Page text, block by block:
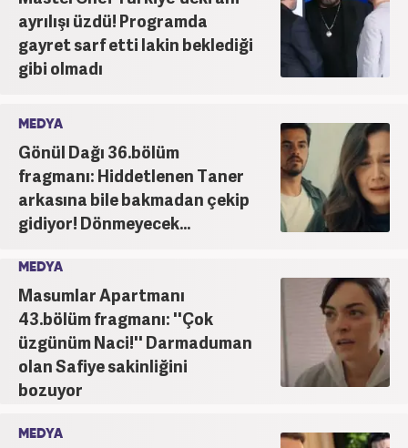
ayrılışı üzdü! Programda
gayret sarf etti lakin beklediği
gibi olmadı
MEDYA
Gönül Dağı 36.bölüm
fragmanı: Hiddetlenen Taner
arkasına bile bakmadan çekip
gidiyor! Dönmeyecek...
MEDYA
Masumlar Apartmanı
43.bölüm fragmanı: ''Çok
üzgünüm Naci!'' Darmaduman
olan Safiye sakinliğini
bozuyor
MEDYA